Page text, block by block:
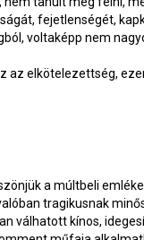
fejetlenségét,
voltaképp nem
az elkötelezettség,
a múltbeli
tragikusnak
válhatott kínos,